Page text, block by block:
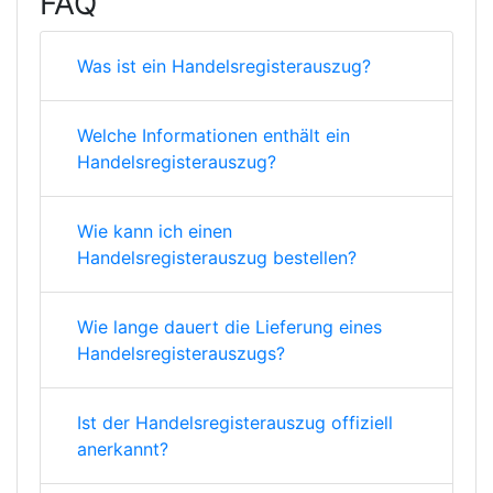
Was ist ein Handelsregisterauszug?
Welche Informationen enthält ein
Handelsregisterauszug?
Wie kann ich einen
Handelsregisterauszug bestellen?
Wie lange dauert die Lieferung eines
Handelsregisterauszugs?
Ist der Handelsregisterauszug offiziell
anerkannt?